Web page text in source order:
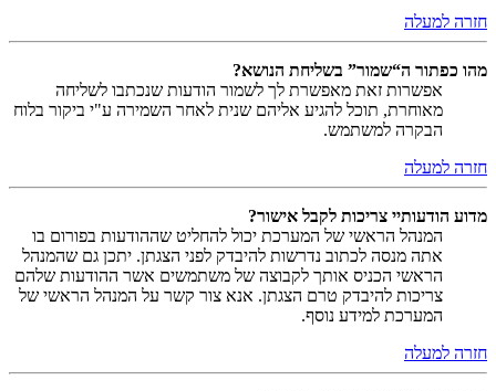
חזרה למעלה
מהו כפתור ה“שמור” בשליחת הנושא?
אפשרות זאת מאפשרת לך לשמור הודעות שנכתבו לשליחה
מאוחרת, תוכל להגיע אליהם שנית לאחר השמירה ע"י ביקור בלוח
הבקרה למשתמש.
חזרה למעלה
מדוע הודעותיי צריכות לקבל אישור?
המנהל הראשי של המערכת יכול להחליט שההודעות בפורום בו
אתה מנסה לכתוב נדרשות להיבדק לפני הצגתן. יתכן גם שהמנהל
הראשי הכניס אותך לקבוצה של משתמשים אשר ההודעות שלהם
צריכות להיבדק טרם הצגתן. אנא צור קשר על המנהל הראשי של
המערכת למידע נוסף.
חזרה למעלה